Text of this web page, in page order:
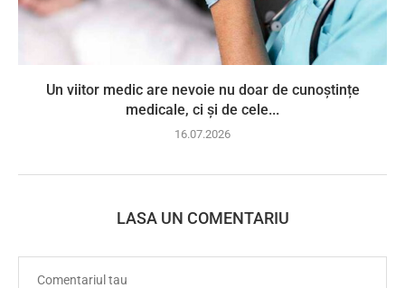
Un viitor medic are nevoie nu doar de cunoștințe
medicale, ci și de cele...
16.07.2026
LASA UN COMENTARIU